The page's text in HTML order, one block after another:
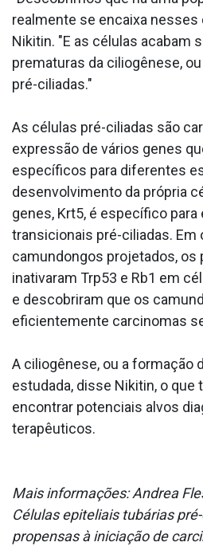
realmente se encaixa
Nikitin. "E as células acabam
prematuras da ciliogênese,
pré-ciliadas."
As células pré-ciliadas são
expressão de vários genes
específicos para diferentes
desenvolvimento da própria
genes, Krt5, é específico
transicionais pré-ciliadas. Em
camundongos projetados, os
inativaram Trp53 e Rb1 em
e descobriram que os
eficientemente carcinomas
A ciliogênese, ou a formação
estudada, disse Nikitin, o que
encontrar potenciais alvos
terapêuticos.
Mais informações: Andrea
Células epiteliais tubárias
propensas à iniciação de